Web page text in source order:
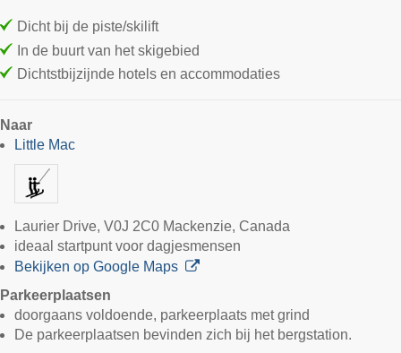
Dicht bij de piste/skilift
In de buurt van het skigebied
Dichtstbijzijnde hotels en accommodaties
Naar
Little Mac
Laurier Drive, V0J 2C0 Mackenzie, Canada
ideaal startpunt voor dagjesmensen
Bekijken op Google Maps
Parkeerplaatsen
doorgaans voldoende, parkeerplaats met grind
De parkeerplaatsen bevinden zich bij het bergstation.